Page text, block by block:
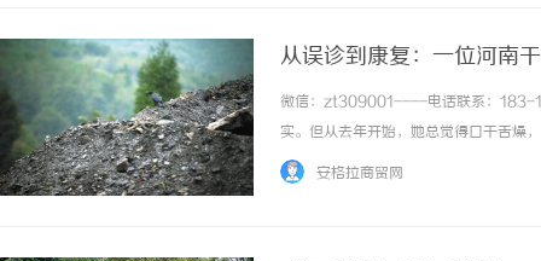
从误诊到康复：一位河南
微信：zt309001----电话联系：183-
实。但从去年开始，她总觉得口干舌燥
作劳累、季节干燥，她辗转于口腔科、
安格拉商贸网